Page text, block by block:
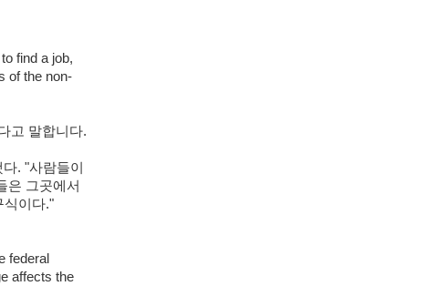
find a job,
of the non-
고 말합니다.
. "사람들이
은 그곳에서
식이다."
federal
affects the